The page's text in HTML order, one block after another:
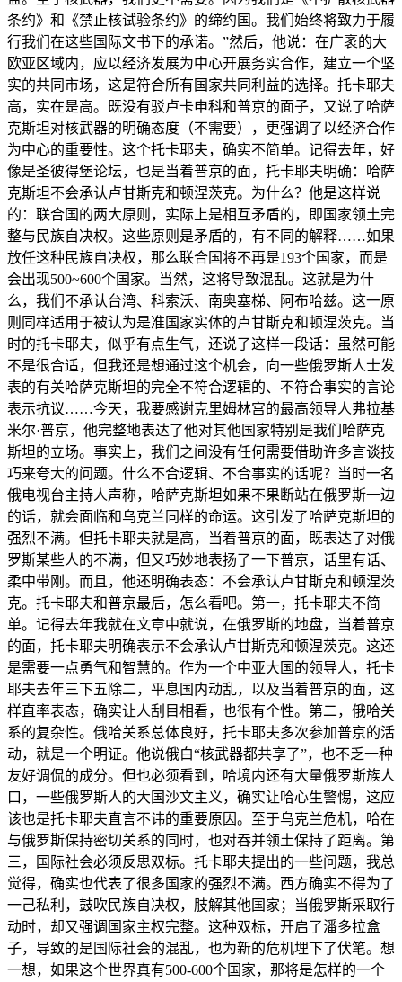
条约》和《禁止核试验条约》的缔约国。我们始终将致力于履
行我们在这些国际文书下的承诺。”然后，他说：在广袤的大
欧亚区域内，应以经济发展为中心开展务实合作，建立一个坚
实的共同市场，这是符合所有国家共同利益的选择。托卡耶夫
高，实在是高。既没有驳卢卡申科和普京的面子，又说了哈萨
克斯坦对核武器的明确态度（不需要），更强调了以经济合作
为中心的重要性。这个托卡耶夫，确实不简单。记得去年，好
像是圣彼得堡论坛，也是当着普京的面，托卡耶夫明确：哈萨
克斯坦不会承认卢甘斯克和顿涅茨克。为什么？他是这样说
的：联合国的两大原则，实际上是相互矛盾的，即国家领土完
整与民族自决权。这些原则是矛盾的，有不同的解释……如果
放任这种民族自决权，那么联合国将不再是193个国家，而是
会出现500~600个国家。当然，这将导致混乱。这就是为什
么，我们不承认台湾、科索沃、南奥塞梯、阿布哈兹。这一原
则同样适用于被认为是准国家实体的卢甘斯克和顿涅茨克。当
时的托卡耶夫，似乎有点生气，还说了这样一段话：虽然可能
不是很合适，但我还是想通过这个机会，向一些俄罗斯人士发
表的有关哈萨克斯坦的完全不符合逻辑的、不符合事实的言论
表示抗议……今天，我要感谢克里姆林宫的最高领导人弗拉基
米尔·普京，他完整地表达了他对其他国家特别是我们哈萨克
斯坦的立场。事实上，我们之间没有任何需要借助许多言谈技
巧来夸大的问题。什么不合逻辑、不合事实的话呢？当时一名
俄电视台主持人声称，哈萨克斯坦如果不果断站在俄罗斯一边
的话，就会面临和乌克兰同样的命运。这引发了哈萨克斯坦的
强烈不满。但托卡耶夫就是高，当着普京的面，既表达了对俄
罗斯某些人的不满，但又巧妙地表扬了一下普京，话里有话、
柔中带刚。而且，他还明确表态：不会承认卢甘斯克和顿涅茨
克。托卡耶夫和普京最后，怎么看吧。第一，托卡耶夫不简
单。记得去年我就在文章中就说，在俄罗斯的地盘，当着普京
的面，托卡耶夫明确表示不会承认卢甘斯克和顿涅茨克。这还
是需要一点勇气和智慧的。作为一个中亚大国的领导人，托卡
耶夫去年三下五除二，平息国内动乱，以及当着普京的面，这
样直率表态，确实让人刮目相看，也很有个性。第二，俄哈关
系的复杂性。俄哈关系总体良好，托卡耶夫多次参加普京的活
动，就是一个明证。他说俄白“核武器都共享了”，也不乏一种
友好调侃的成分。但也必须看到，哈境内还有大量俄罗斯族人
口，一些俄罗斯人的大国沙文主义，确实让哈心生警惕，这应
该也是托卡耶夫直言不讳的重要原因。至于乌克兰危机，哈在
与俄罗斯保持密切关系的同时，也对吞并领土保持了距离。第
三，国际社会必须反思双标。托卡耶夫提出的一些问题，我总
觉得，确实也代表了很多国家的强烈不满。西方确实不得为了
一己私利，鼓吹民族自决权，肢解其他国家；当俄罗斯采取行
动时，却又强调国家主权完整。这种双标，开启了潘多拉盒
子，导致的是国际社会的混乱，也为新的危机埋下了伏笔。想
一想，如果这个世界真有500-600个国家，那将是怎样的一个